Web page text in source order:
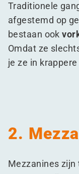
Traditionele
afgestemd op
bestaan ook
Omdat ze
je ze in
2.
Mezzanines zijn